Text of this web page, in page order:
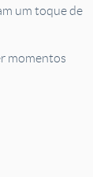
um toque de
momentos